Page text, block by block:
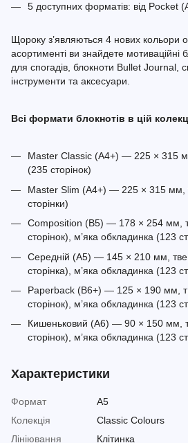
5 доступних форматів: від Pocket
Щороку з’являються 4 нових кольори
асортименті ви знайдете мотиваційні
для спогадів, блокноти Bullet Journal,
інструменти та аксесуари.
Всі формати блокнотів в цій
Master Classic (A4+) — 225 × 315
(235 сторінок)
Master Slim (A4+) — 225 × 315 мм,
сторінки)
Composition (B5) — 178 × 254 мм,
сторінок), м’яка обкладинка (123
Середній (A5) — 145 × 210 мм,
сторінка), м’яка обкладинка (123
Paperback (B6+) — 125 × 190 мм,
сторінок), м’яка обкладинка (123
Кишеньковий (A6) — 90 × 150 мм,
сторінок), м’яка обкладинка (123
Характеристики
Формат
A5
Колекція
Classic Colours
Лініювання
Клітинка